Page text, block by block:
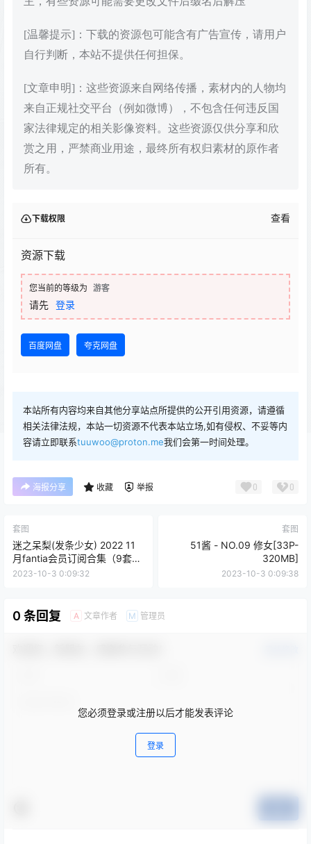
[温馨提示]：下载的资源包可能含有广告宣传，请用户
自行判断，本站不提供任何担保。
[文章申明]：这些资源来自网络传播，素材内的人物均
来自正规社交平台（例如微博），不包含任何违反国
家法律规定的相关影像资料。这些资源仅供分享和欣
赏之用，严禁商业用途，最终所有权归素材的原作者
所有。
下载权限 查看
资源下载
您当前的等级为 游客
请先 登录
百度网盘 夸克网盘
本站所有内容均来自其他分享站点所提供的公开引用资源，请遵循
相关法律法规，本站一切资源不代表本站立场,如有侵权、不妥等内
容请立即联系tuuwoo@proton.me我们会第一时间处理。
海报分享 收藏 举报 0 0
套图
迷之呆梨(发条少女) 2022 11
月fantia会员订阅合集（9套）
[188P5V-422MB]
2023-10-3 0:09:32
套图
51酱 - NO.09 修女[33P-
320MB]
2023-10-3 0:09:38
0 条回复 A 文章作者 M 管理员
您必须登录或注册以后才能发表评论
登录